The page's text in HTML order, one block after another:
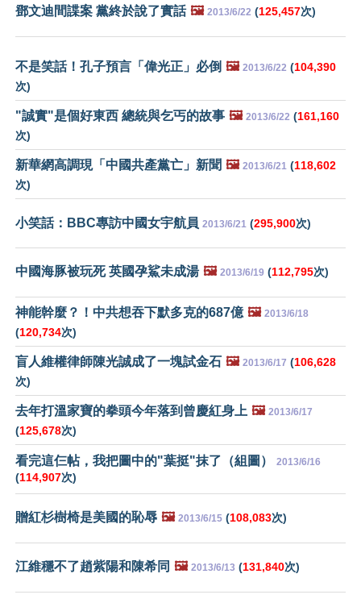
鄧文迪間諜案 黨終於說了實話 🖼️ 2013/6/22 (125,457次)
不是笑話！孔子預言「偉光正」必倒 🖼️ 2013/6/22 (104,390
次)
"誠實"是個好東西 總統與乞丐的故事 🖼️ 2013/6/22 (161,160
次)
新華網高調現「中國共產黨亡」新聞 🖼️ 2013/6/21 (118,602
次)
小笑話：BBC專訪中國女宇航員 2013/6/21 (295,900次)
中國海豚被玩死 英國孕鯊未成湯 🖼️ 2013/6/19 (112,795次)
神能幹麼？！中共想吞下默多克的687億 🖼️ 2013/6/18
(120,734次)
盲人維權律師陳光誠成了一塊試金石 🖼️ 2013/6/17 (106,628
次)
去年打溫家寶的拳頭今年落到曾慶紅身上 🖼️ 2013/6/17
(125,678次)
看完這仨帖，我把圖中的"葉挺"抹了（組圖） 2013/6/16
(114,907次)
贈紅杉樹椅是美國的恥辱 🖼️ 2013/6/15 (108,083次)
江維穩不了趙紫陽和陳希同 🖼️ 2013/6/13 (131,840次)